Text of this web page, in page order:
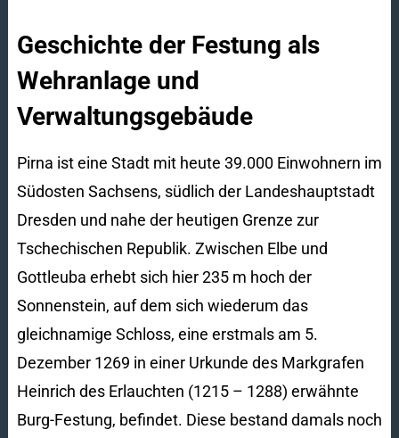
Geschichte der Festung als
Wehranlage und
Verwaltungsgebäude
Pirna ist eine Stadt mit heute 39.000 Einwohnern im
Südosten Sachsens, südlich der Landeshauptstadt
Dresden und nahe der heutigen Grenze zur
Tschechischen Republik. Zwischen Elbe und
Gottleuba erhebt sich hier 235 m hoch der
Sonnenstein, auf dem sich wiederum das
gleichnamige Schloss, eine erstmals am 5.
Dezember 1269 in einer Urkunde des Markgrafen
Heinrich des Erlauchten (1215 – 1288) erwähnte
Burg-Festung, befindet. Diese bestand damals noch